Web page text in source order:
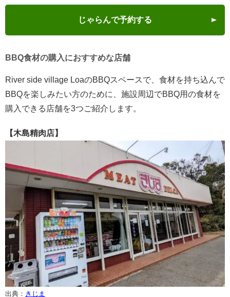
じゃらんで予約する
BBQ食材の購入におすすめな店舗
River side village LoaのBBQスペースで、食材を持ち込んで
BBQを楽しみたい方のために、施設周辺でBBQ用の食材を
購入できる店舗を3つご紹介します。
【木島精肉店】
出典： きじま